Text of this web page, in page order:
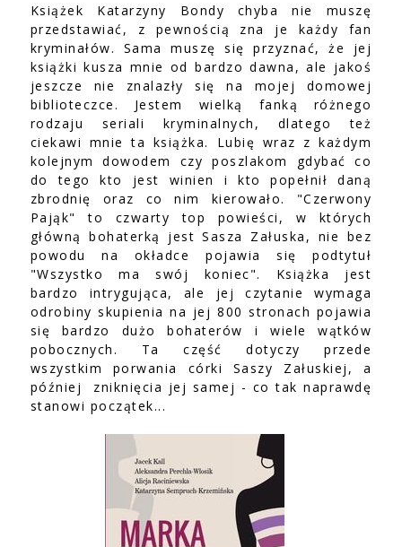
Książek Katarzyny Bondy chyba nie muszę
przedstawiać, z pewnością zna je każdy fan
kryminałów. Sama muszę się przyznać, że jej
książki kusza mnie od bardzo dawna, ale jakoś
jeszcze nie znalazły się na mojej domowej
biblioteczce. Jestem wielką fanką różnego
rodzaju seriali kryminalnych, dlatego też
ciekawi mnie ta książka. Lubię wraz z każdym
kolejnym dowodem czy poszlakom gdybać co
do tego kto jest winien i kto popełnił daną
zbrodnię oraz co nim kierowało. "Czerwony
Pająk" to czwarty top powieści, w których
główną bohaterką jest Sasza Załuska, nie bez
powodu na okładce pojawia się podtytuł
"Wszystko ma swój koniec". Książka jest
bardzo intrygująca, ale jej czytanie wymaga
odrobiny skupienia na jej 800 stronach pojawia
się bardzo dużo bohaterów i wiele wątków
pobocznych. Ta część dotyczy przede
wszystkim porwania córki Saszy Załuskiej, a
później zniknięcia jej samej - co tak naprawdę
stanowi początek...